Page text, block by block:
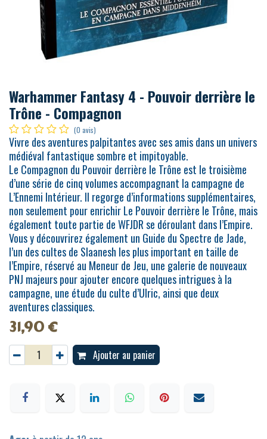
Warhammer Fantasy 4 - Pouvoir derrière le
Trône - Compagnon
(0 avis)
Vivre des aventures palpitantes avec ses amis dans un univers
médiéval fantastique sombre et impitoyable.
Le Compagnon du Pouvoir derrière le Trône est le troisième
d’une série de cinq volumes accompagnant la campagne de
L’Ennemi Intérieur. Il regorge d’informations supplémentaires,
non seulement pour enrichir Le Pouvoir derrière le Trône, mais
également toute partie de WFJDR se déroulant dans l’Empire.
Vous y découvrirez également un Guide du Spectre de Jade,
l’un des cultes de Slaanesh les plus important en taille de
l’Empire, réservé au Meneur de Jeu, une galerie de nouveaux
PNJ majeurs pour ajouter encore quelques intrigues à la
campagne, une étude du culte d’Ulric, ainsi que deux
aventures classiques.
31,90€
Ajouter au panier